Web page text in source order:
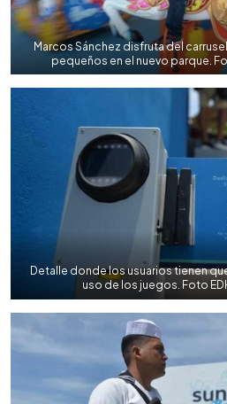
Marcos Sánchez disfruta del
pequeños en el nuevo parque.
Detalle donde los usuarios tienen
uso de los juegos. Foto